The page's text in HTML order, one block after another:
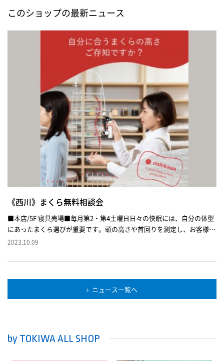
このショップの最新ニュース
《西川》まくら無料相談会
■本店/5F 寝具売場■毎月第2・第4土曜日日々の快眠には、自分の体型
にあったまくら選びが重要です。頭の高さや首回りを測定し、お客様に
適したまくらの高さや素材をご提案いたします。眠りの疑問やお悩みを
2023.10.09
ニュース一覧へ
by TOKIWA ALL SHOP